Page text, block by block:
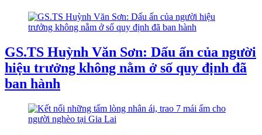
GS.TS Huỳnh Văn Sơn: Dấu ấn của người
hiệu trưởng không nằm ở số quy định đã
ban hành